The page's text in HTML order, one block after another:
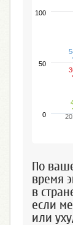
0
50
100
По
время
в
если
или